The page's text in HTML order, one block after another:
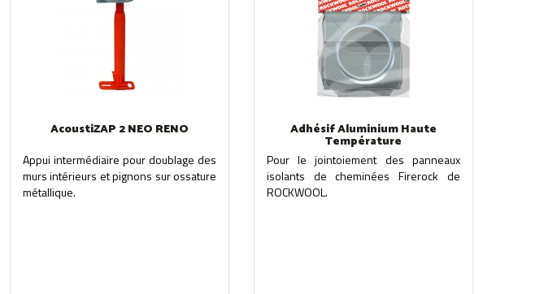
AcoustiZAP 2 NEO RENO
Appui intermédiaire pour doublage des
murs intérieurs et pignons sur ossature
métallique.
Adhésif Aluminium Haute
Température
Pour le jointoiement des panneaux
isolants de cheminées Firerock de
ROCKWOOL.